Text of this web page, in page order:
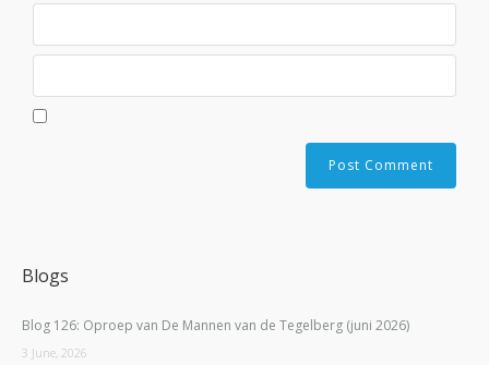
Blogs
Blog 126: Oproep van De Mannen van de Tegelberg (juni 2026)
3 June, 2026